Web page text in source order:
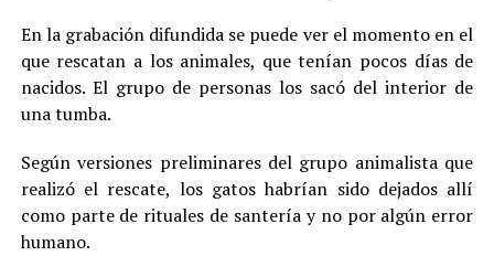
En la grabación difundida se puede ver el momento en el
que rescatan a los animales, que tenían pocos días de
nacidos. El grupo de personas los sacó del interior de
una tumba.
Según versiones preliminares del grupo animalista que
realizó el rescate, los gatos habrían sido dejados allí
como parte de rituales de santería y no por algún error
humano.